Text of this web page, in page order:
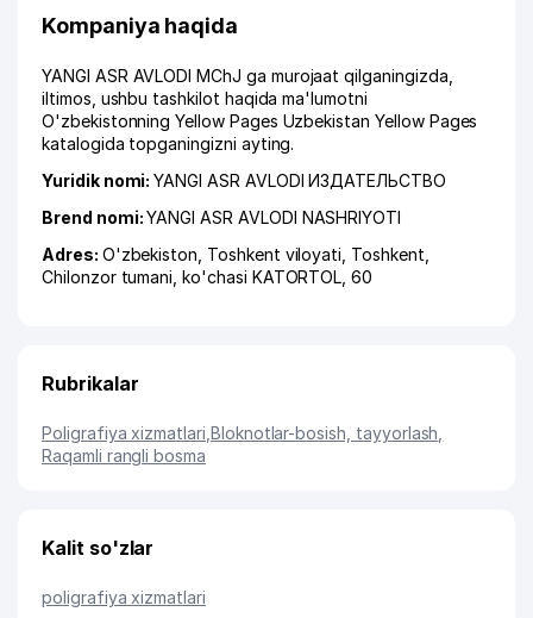
Kompaniya haqida
YANGI ASR AVLODI MChJ ga murojaat qilganingizda,
iltimos, ushbu tashkilot haqida ma'lumotni
O'zbekistonning Yellow Pages Uzbekistan Yellow Pages
katalogida topganingizni ayting.
Yuridik nomi:YANGI ASR AVLODI ИЗДАТЕЛЬСТВО
Brend nomi:YANGI ASR AVLODI NASHRIYOTI
Adres: O'zbekiston, Toshkent viloyati Toshkent
Chilonzor tumani ,ko'chasi KATORTOL , 60
Rubrikalar
Poligrafiya xizmatlari Bloknotlar-bosish, tayyorlash
Raqamli rangli bosma
Kalit so'zlar
poligrafiya xizmatlari